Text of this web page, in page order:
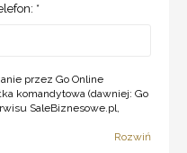
*
przez Go Online
komandytowa (dawniej: Go
SaleBiznesowe.pl,
Rozwiń